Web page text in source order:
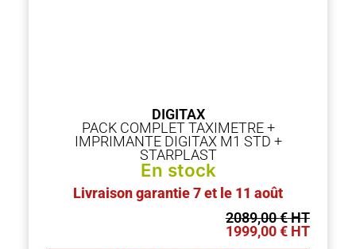
DIGITAX
PACK COMPLET TAXIMETRE +
IMPRIMANTE DIGITAX M1 STD +
STARPLAST
En stock
Livraison garantie 7 et le 11 août
2089,00€
1999,00€